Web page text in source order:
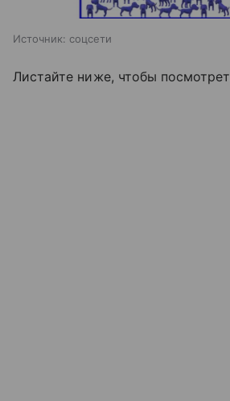
Источник: соцсети
Листайте ниже, чтобы